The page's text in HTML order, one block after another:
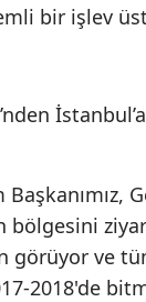
bir işlev
bölgesini
görüyor ve
2018'de